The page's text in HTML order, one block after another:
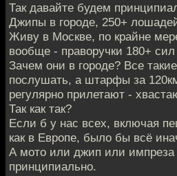
Так давайте будем
Джипы в городе, 250+
Живу в Москве, по крайне
вообще - праворучки 180+
Зачем они в городе? Все
послушать, а штарфы за
регулярно прилетают -
Так как так?
Если б у нас всех, включая
как в Европе, было бы всё
А мото или джип или импреза
принципиально.